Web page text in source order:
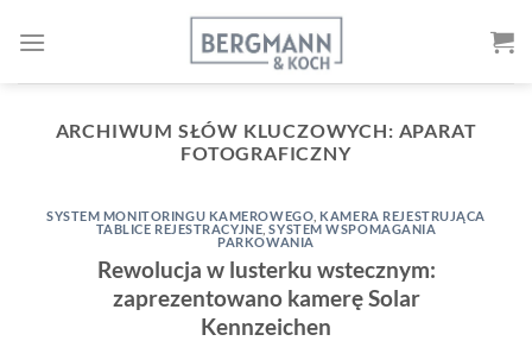
ARCHIWUM SŁÓW KLUCZOWYCH: APARAT
FOTOGRAFICZNY
SYSTEM MONITORINGU KAMEROWEGO KAMERA REJESTRUJĄCA
TABLICE REJESTRACYJNE ,SYSTEM WSPOMAGANIA
PARKOWANIA
Rewolucja w lusterku wstecznym:
zaprezentowano kamerę Solar
Kennzeichen